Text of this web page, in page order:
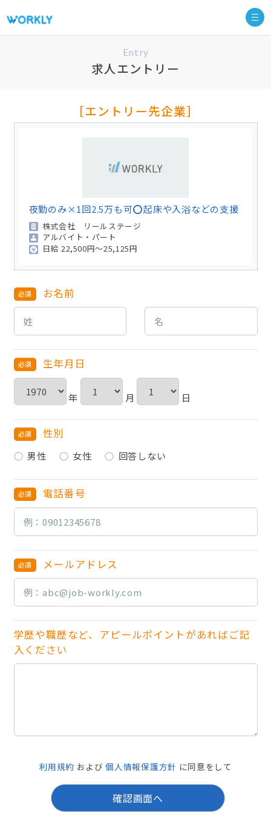
HOME
無料会員登録
キープした求人 0
最近見た求人
お問い合わせ
掲載希望の方へ
Entry
求人エントリー
［エントリー先企業］
夜勤のみ×1回2.5万も可⭕起床や入浴などの支援
株式会社 リールステージ
アルバイト・パート
日給 22,500円～25,125円
お名前
生年月日
年 月 日
性別
男性 女性 回答しない
電話番号
メールアドレス
学歴や職歴など、アピールポイントがあればご記
入ください
利用規約 および個人情報保護方針 に同意をして